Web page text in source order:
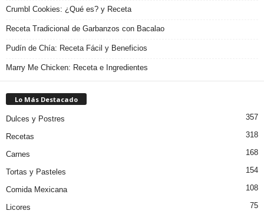
Crumbl Cookies: ¿Qué es? y Receta
Receta Tradicional de Garbanzos con Bacalao
Pudín de Chía: Receta Fácil y Beneficios
Marry Me Chicken: Receta e Ingredientes
Lo Más Destacado
Dulces y Postres 357
Recetas 318
Carnes 168
Tortas y Pasteles 154
Comida Mexicana 108
Licores 75